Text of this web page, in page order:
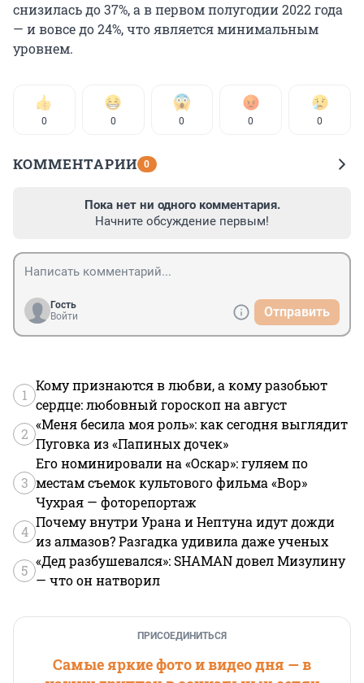
снизилась до 37%, а в первом полугодии 2022 года
— и вовсе до 24%, что является минимальным
уровнем.
0 0 0 0 0
КОММЕНТАРИИ 0
Пока нет ни одного комментария.
Начните обсуждение первым!
Гость
Войти
Отправить
1
Кому признаются в любви, а кому разобьют
сердце: любовный гороскоп на август
2
«Меня бесила моя роль»: как сегодня выглядит
Пуговка из «Папиных дочек»
3
Его номинировали на «Оскар»: гуляем по
местам съемок культового фильма «Вор»
Чухрая — фоторепортаж
4
Почему внутри Урана и Нептуна идут дожди
из алмазов? Разгадка удивила даже ученых
5
«Дед разбушевался»: SHAMAN довел Мизулину
— что он натворил
ПРИСОЕДИНИТЬСЯ
Самые яркие фото и видео дня — в